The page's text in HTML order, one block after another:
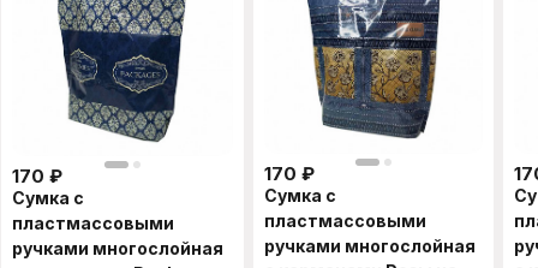
170 ₽
Сумка с
пластмассовыми
ручками многослойная
170 ₽
Сумка с
пластмассовыми
ручками многослойная